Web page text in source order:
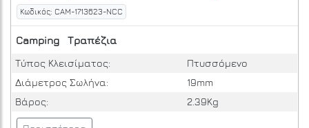
Κωδικός: CAM-1713623-NCC
Camping
Τραπέζια
Τύπος Κλεισίματος:
Πτυσσόμενο
Διάμετρος Σωλήνα:
19mm
Βάρος:
2.39Kg